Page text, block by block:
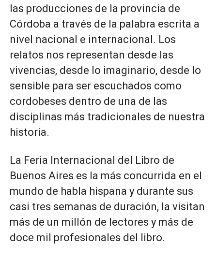
las producciones de la provincia de
Córdoba a través de la palabra escrita a
nivel nacional e internacional. Los
relatos nos representan desde las
vivencias, desde lo imaginario, desde lo
sensible para ser escuchados como
cordobeses dentro de una de las
disciplinas más tradicionales de nuestra
historia.
La Feria Internacional del Libro de
Buenos Aires es la más concurrida en el
mundo de habla hispana y durante sus
casi tres semanas de duración, la visitan
más de un millón de lectores y más de
doce mil profesionales del libro.